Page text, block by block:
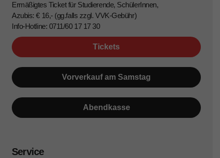
Ermäßigtes Ticket für Studierende, SchülerInnen,
Azubis: € 16,- (gg.falls zzgl. VVK-Gebühr)
Info-Hotline: 0711/60 17 17 30
Tickets
Vorverkauf am Samstag
Abendkasse
Service